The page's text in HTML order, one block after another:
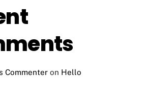
Commenteron Hello